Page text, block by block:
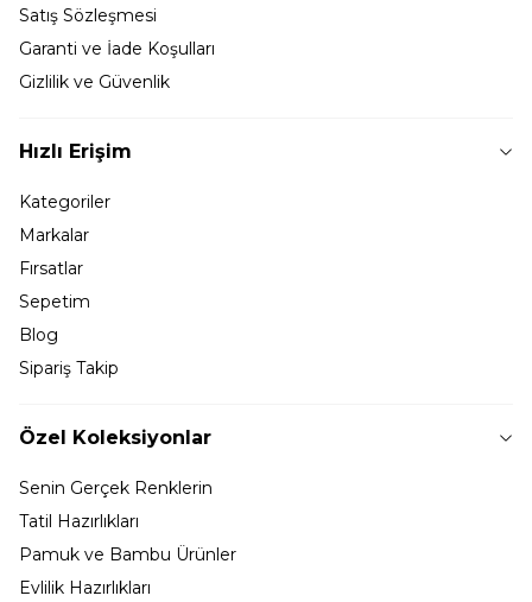
Satış Sözleşmesi
Garanti ve İade Koşulları
Gizlilik ve Güvenlik
Hızlı Erişim
Kategoriler
Markalar
Fırsatlar
Sepetim
Blog
Sipariş Takip
Özel Koleksiyonlar
Senin Gerçek Renklerin
Tatil Hazırlıkları
Pamuk ve Bambu Ürünler
Evlilik Hazırlıkları